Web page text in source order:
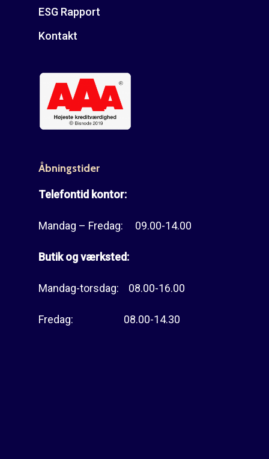
ESG Rapport
Kontakt
Åbningstider
Telefontid kontor:
Mandag – Fredag: 09.00-14.00
Butik og værksted:
Mandag-torsdag: 08.00-16.00
Fredag: 08.00-14.30